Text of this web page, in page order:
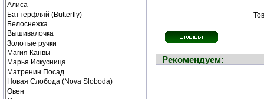
Рекомендуем: